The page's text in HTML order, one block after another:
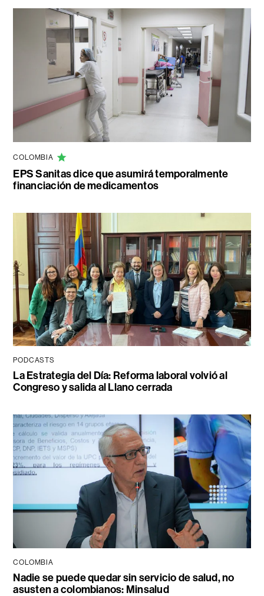
COLOMBIA
EPS Sanitas dice que asumirá temporalmente
financiación de medicamentos
PODCASTS
La Estrategia del Día: Reforma laboral volvió al
Congreso y salida al Llano cerrada
COLOMBIA
Nadie se puede quedar sin servicio de salud, no
asusten a colombianos: Minsalud